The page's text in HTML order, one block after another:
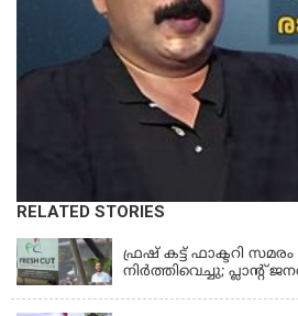
RELATED STORIES
KERALA
ഫ്രഷ് കട്ട് ഫാക്ടറി
നിർത്തിവെച്ചു; പ്ലാൻ്റ്